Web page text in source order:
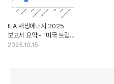
IEA 재생에너지 2025
보고서 요약 - "미국 트럼프
영향으로 전망 하향 조정"
2025.10.15